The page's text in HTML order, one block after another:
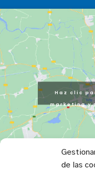
de las
Haz clic
marketing y